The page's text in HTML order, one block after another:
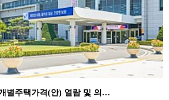
별주택가격(안) 열람 및 의…